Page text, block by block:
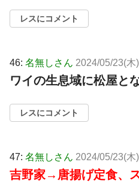
レスにコメント
46: 名無しさん 2024/05/23(木
ワイの生息域に松屋と
レスにコメント
47: 名無しさん 2024/05/23(木
吉野家→唐揚げ定食、